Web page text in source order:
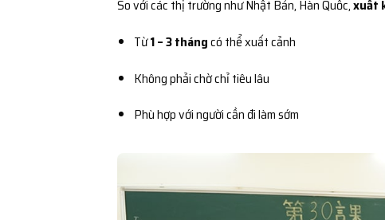
So với các thị trường như Nhật Bản, Hàn Quốc,xuất
Từ1 – 3 thángcó thể xuất cảnh
Không phải chờ chỉ tiêu lâu
Phù hợp với người cần đi làm sớm